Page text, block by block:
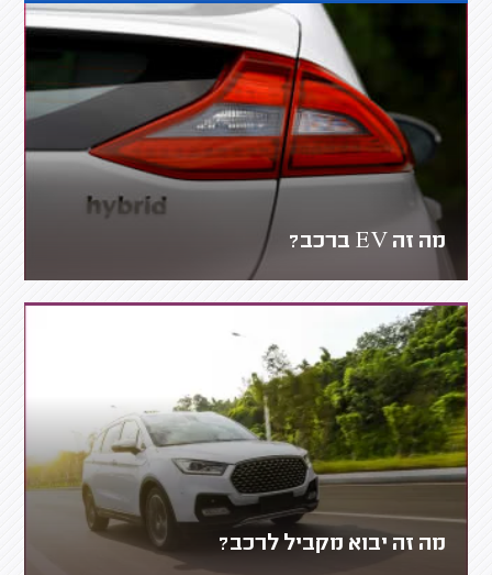
מה זה EV ברכב?
מה זה יבוא מקביל לרכב?